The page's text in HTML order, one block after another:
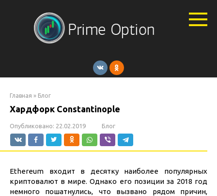
Главная » Блог
Хардфорк Constantinople
Опубликовано: 22.02.2019 Блог
Ethereum входит в десятку наиболее популярных
криптовалют в мире. Однако его позиции за 2018 год
немного пошатнулись, что вызвано рядом причин,